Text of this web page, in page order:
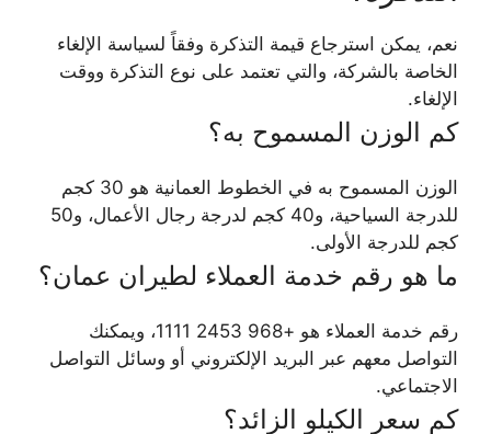
نعم، يمكن استرجاع قيمة التذكرة وفقاً لسياسة الإلغاء
الخاصة بالشركة، والتي تعتمد على نوع التذكرة ووقت
الإلغاء.
كم الوزن المسموح به؟
الوزن المسموح به في الخطوط العمانية هو 30 كجم
للدرجة السياحية، و40 كجم لدرجة رجال الأعمال، و50
كجم للدرجة الأولى.
ما هو رقم خدمة العملاء لطيران عمان؟
رقم خدمة العملاء هو +968 2453 1111، ويمكنك
التواصل معهم عبر البريد الإلكتروني أو وسائل التواصل
الاجتماعي.
كم سعر الكيلو الزائد؟